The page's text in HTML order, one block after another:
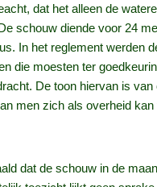
dat het alleen de
schouw diende voor 24
In het reglement werden
die moesten ter
De toon hiervan is
men zich als overheid
dat de schouw in de